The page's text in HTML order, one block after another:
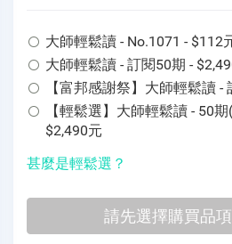
大師輕鬆讀 - No.1071 - $112
大師輕鬆讀 - 訂閱50期 -
【富邦感謝祭】大師輕鬆讀 -
【輕鬆選】大師輕鬆讀 - 50
$2,490元
甚麼是輕鬆選？